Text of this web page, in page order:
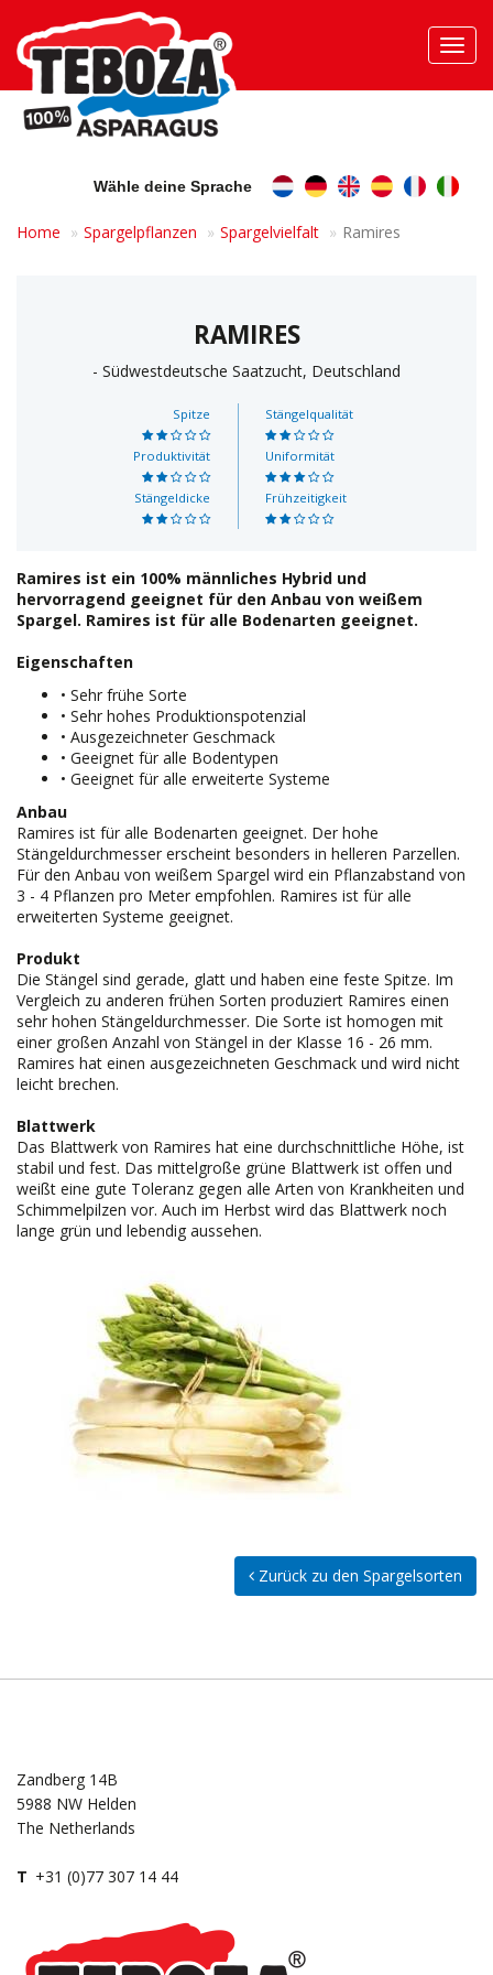
Wähle deine Sprache
Home Spargelpflanzen Spargelvielfalt Ramires
RAMIRES
- Südwestdeutsche Saatzucht, Deutschland
Spitze
Produktivität
Stängeldicke
Stängelqualität
Uniformität
Frühzeitigkeit
Ramires ist ein 100% männliches Hybrid und
hervorragend geeignet für den Anbau von weißem
Spargel. Ramires ist für alle Bodenarten geeignet.
Eigenschaften
• Sehr frühe Sorte
• Sehr hohes Produktionspotenzial
• Ausgezeichneter Geschmack
• Geeignet für alle Bodentypen
• Geeignet für alle erweiterte Systeme
Anbau
Ramires ist für alle Bodenarten geeignet. Der hohe
Stängeldurchmesser erscheint besonders in helleren Parzellen.
Für den Anbau von weißem Spargel wird ein Pflanzabstand von
3 - 4 Pflanzen pro Meter empfohlen. Ramires ist für alle
erweiterten Systeme geeignet.
Produkt
Die Stängel sind gerade, glatt und haben eine feste Spitze. Im
Vergleich zu anderen frühen Sorten produziert Ramires einen
sehr hohen Stängeldurchmesser. Die Sorte ist homogen mit
einer großen Anzahl von Stängel in der Klasse 16 - 26 mm.
Ramires hat einen ausgezeichneten Geschmack und wird nicht
leicht brechen.
Blattwerk
Das Blattwerk von Ramires hat eine durchschnittliche Höhe, ist
stabil und fest. Das mittelgroße grüne Blattwerk ist offen und
weißt eine gute Toleranz gegen alle Arten von Krankheiten und
Schimmelpilzen vor. Auch im Herbst wird das Blattwerk noch
lange grün und lebendig aussehen.
Zurück zu den Spargelsorten
Zandberg 14B
5988 NW Helden
The Netherlands
T +31 (0)77 307 14 44